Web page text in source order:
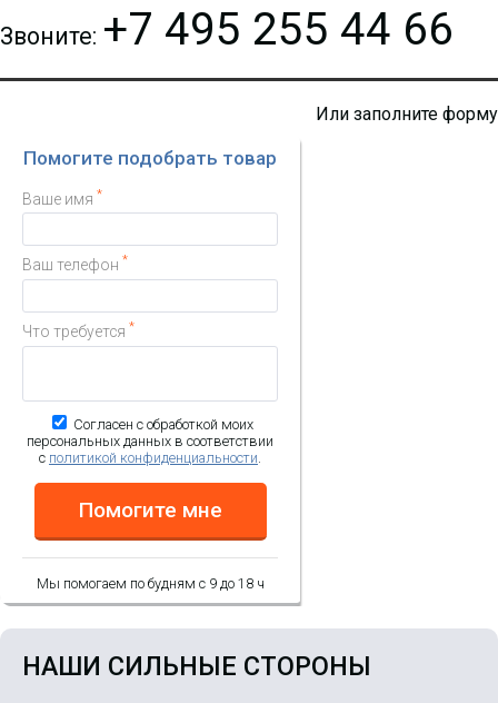
Звоните: +7 495 255 44 66
Или заполните форму
Помогите подобрать товар
Ваше имя *
Ваш телефон *
Что требуется *
Согласен с обработкой моих
персональных данных в соответствии
с политикой конфиденциальности
Помогите мне
Мы помогаем по будням с 9 до 18 ч
НАШИ СИЛЬНЫЕ СТОРОНЫ